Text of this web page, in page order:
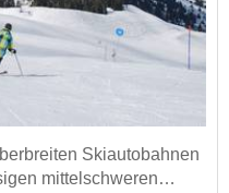
Skiautobahnen
mittelschweren…